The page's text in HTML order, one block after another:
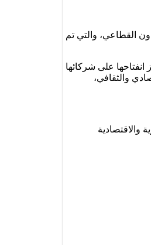
وكذا تفعيل خطط العمل الخاصة بالتعاون القطاعي، والتي تم
على شركائها
والثقافي،
التنموية والاقتصادية